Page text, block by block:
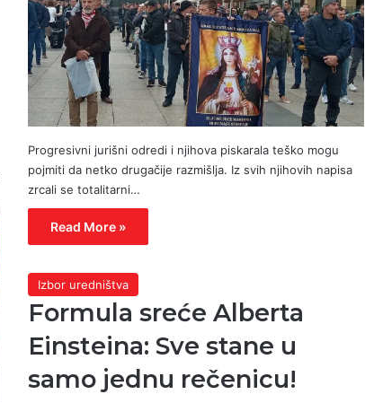
Progresivni jurišni odredi i njihova piskarala teško mogu
pojmiti da netko drugačije razmišlja. Iz svih njihovih napisa
zrcali se totalitarni…
Read More »
Izbor uredništva
Formula sreće Alberta
Einsteina: Sve stane u
samo jednu rečenicu!